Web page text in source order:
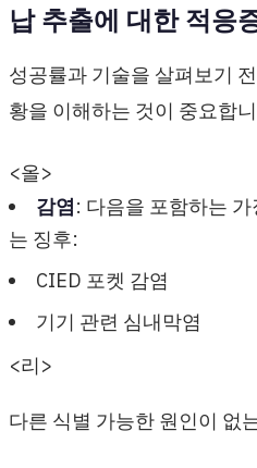
납 추출에 대한 적응
성공률과 기술을 살펴보기
황을 이해하는 것이 중요합
<올>
감염: 다음을 포함하는
는 징후:
CIED 포켓 감염
기기 관련 심내막염
<리>
다른 식별 가능한 원인이 없